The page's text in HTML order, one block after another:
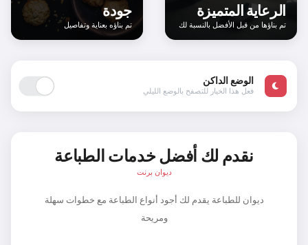
الرعاية المتميزة
تم بناؤها من قبل الأفضل بالنسبة لك
جودة
تم بناؤه بعناية وتفاصيل
الوضع الداكن
فعل هذا الخيار للتصفح بالوضع الليلي
نقدم لك أفضل خدمات الطباعة
ديوان برنت
ديوان للطباعة يقدم لك أجود أنواع الطباعة مع خطوات سهلة
ومريحة